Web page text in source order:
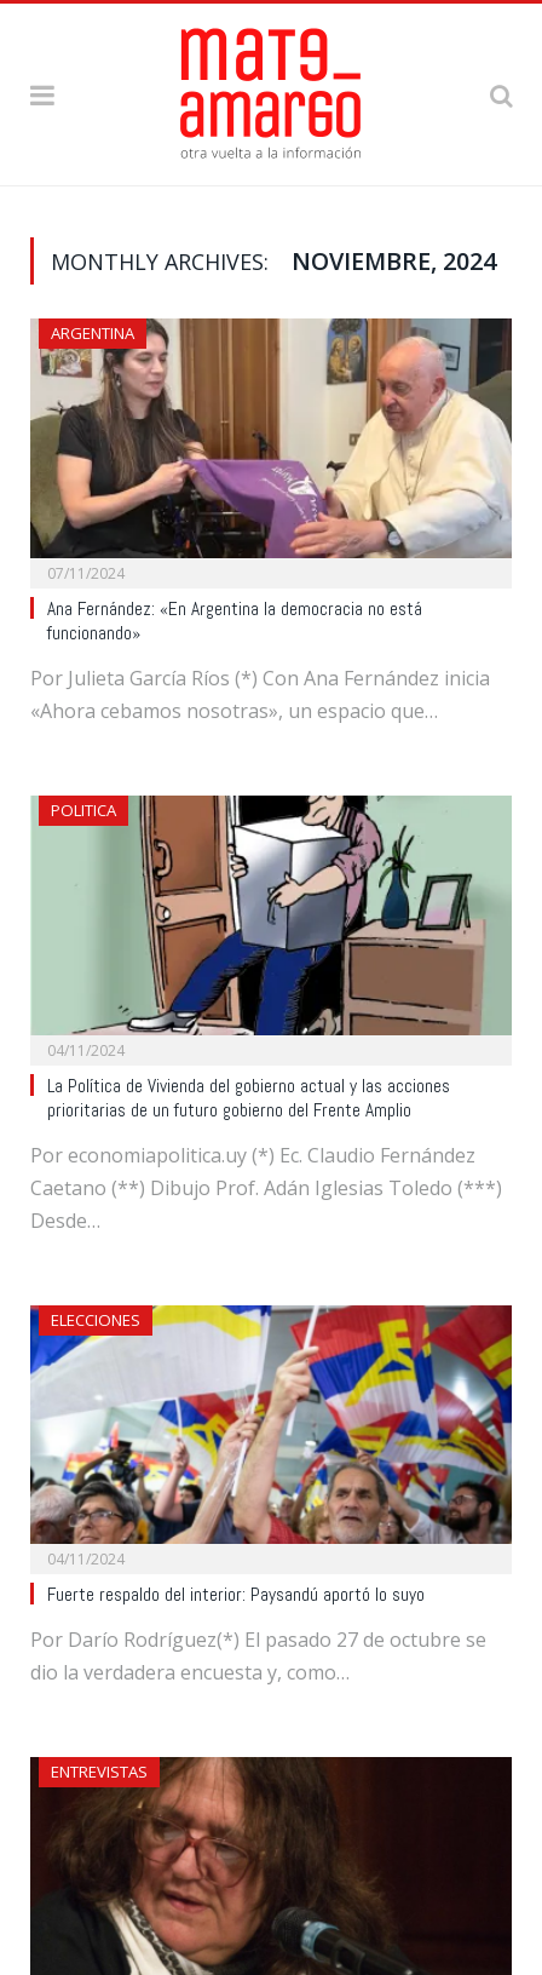
MONTHLY ARCHIVES: NOVIEMBRE, 2024
ARGENTINA
07/11/2024
Ana Fernández: «En Argentina la democracia no está
funcionando»
Por Julieta García Ríos (*) Con Ana Fernández inicia
«Ahora cebamos nosotras», un espacio que…
POLITICA
04/11/2024
La Política de Vivienda del gobierno actual y las acciones
prioritarias de un futuro gobierno del Frente Amplio
Por economiapolitica.uy (*) Ec. Claudio Fernández
Caetano (**) Dibujo Prof. Adán Iglesias Toledo (***)
Desde…
ELECCIONES
04/11/2024
Fuerte respaldo del interior: Paysandú aportó lo suyo
Por Darío Rodríguez(*) El pasado 27 de octubre se
dio la verdadera encuesta y, como…
ENTREVISTAS